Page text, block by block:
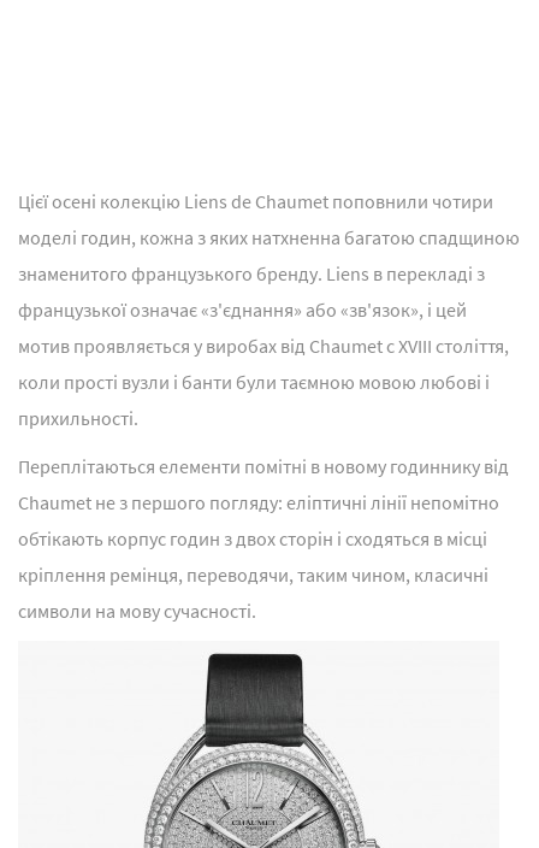
Цієї осені колекцію Liens de Chaumet поповнили чотири
моделі годин, кожна з яких натхненна багатою спадщиною
знаменитого французького бренду. Liens в перекладі з
французької означає «з'єднання» або «зв'язок», і цей
мотив проявляється у виробах від Chaumet c XVIII століття,
коли прості вузли і банти були таємною мовою любові і
прихильності.
Переплітаються елементи помітні в новому годиннику від
Chaumet не з першого погляду: еліптичні лінії непомітно
обтікають корпус годин з двох сторін і сходяться в місці
кріплення ремінця, переводячи, таким чином, класичні
символи на мову сучасності.